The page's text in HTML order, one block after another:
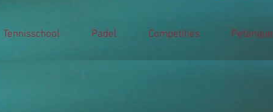
Tennisschool Padel Competities Petanque